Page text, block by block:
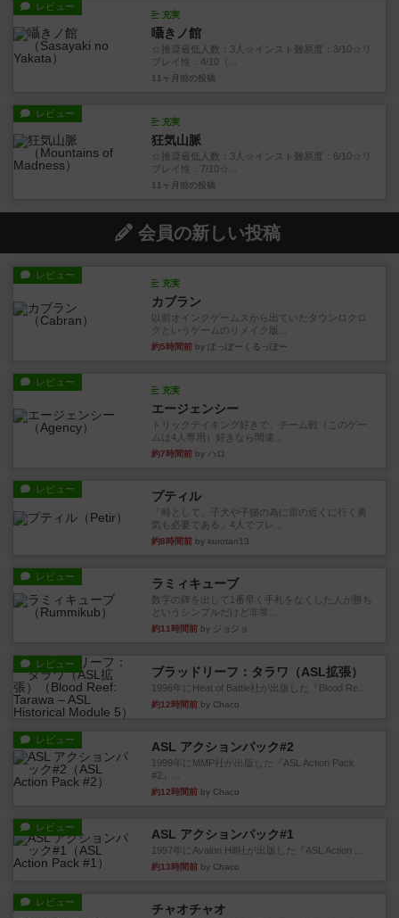
レビュー
充実
囁きノ館
☆推奨最低人数：3人☆インスト難易度：3/10☆リ
プレイ性：4/10（...
11ヶ月前 の投稿
レビュー
充実
狂気山脈
☆推奨最低人数：3人☆インスト難易度：6/10☆リ
プレイ性：7/10☆...
11ヶ月前 の投稿
会員の新しい投稿
レビュー
充実
カブラン
以前オインクゲームスから出ていたタウンロクロ
クというゲームのリメイク版...
約5時間前 by ぽっぽーくるっぽー
レビュー
充実
エージェンシー
トリックテイキング好きで、チーム戦（このゲー
ムは4人専用）好きなら間違...
約7時間前 by ハロ
レビュー プティル
「時として、子犬や子猫の為に雷の近くに行く勇
気も必要である」4人でプレ...
約8時間前 by kurotan13
レビュー ラミィキューブ
数字の牌を出して1番早く手札をなくした人が勝ち
というシンプルだけど非常...
約11時間前 by ジョジョ
レビュー
ブラッドリーフ：タラワ（ASL拡張）
1996年にHeat of Battle社が出版した『Blood Re...
約12時間前 by Chaco
レビュー ASL アクションパック#2
1999年にMMP社が出版した『ASL Action Pack
#2』...
約12時間前 by Chaco
レビュー ASL アクションパック#1
1997年にAvalon Hill社が出版した『ASL Action ...
約13時間前 by Chaco
レビュー チャオチャオ